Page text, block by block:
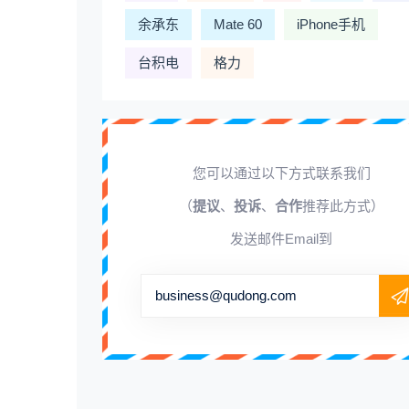
余承东 Mate 60 iPhone手机
台积电 格力
您可以通过以下方式联系我们
（提议、 投诉、 合作推荐此方式）
发送邮件Email到
business@qudong.com